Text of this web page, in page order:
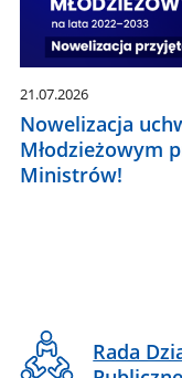
21.07.2026
Nowelizacja
Młodzieżowym
Ministrów!
Rada